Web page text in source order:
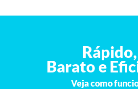
Rápido,
Barato e
Veja como